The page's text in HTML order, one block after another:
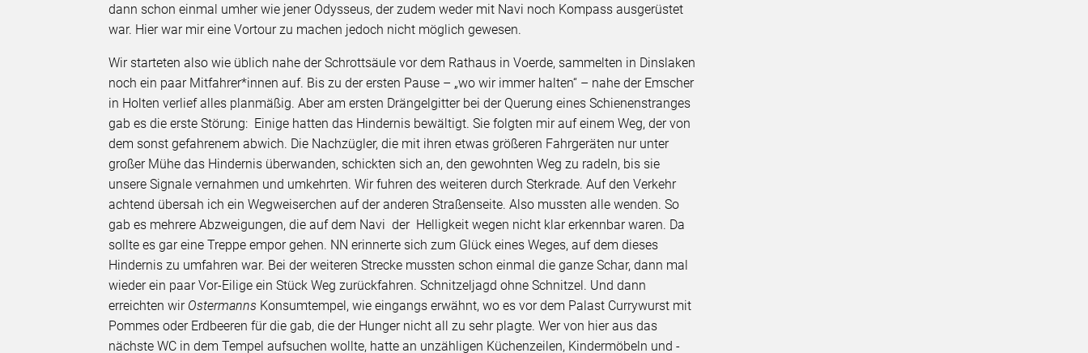
dann schon einmal umher wie jener Odysseus, der zudem weder mit Navi noch Kompass ausgerüstet
war. Hier war mir eine Vortour zu machen jedoch nicht möglich gewesen.
Wir starteten also wie üblich nahe der Schrottsäule vor dem Rathaus in Voerde, sammelten in Dinslaken
noch ein paar Mitfahrer*innen auf. Bis zu der ersten Pause – „wo wir immer halten“ – nahe der Emscher
in Holten verlief alles planmäßig. Aber am ersten Drängelgitter bei der Querung eines Schienenstranges
gab es die erste Störung: Einige hatten das Hindernis bewältigt. Sie folgten mir auf einem Weg, der von
dem sonst gefahrenem abwich. Die Nachzügler, die mit ihren etwas größeren Fahrgeräten nur unter
großer Mühe das Hindernis überwanden, schickten sich an, den gewohnten Weg zu radeln, bis sie
unsere Signale vernahmen und umkehrten. Wir fuhren des weiteren durch Sterkrade. Auf den Verkehr
achtend übersah ich ein Wegweiserchen auf der anderen Straßenseite. Also mussten alle wenden. So
gab es mehrere Abzweigungen, die auf dem Navi der Helligkeit wegen nicht klar erkennbar waren. Da
sollte es gar eine Treppe empor gehen. NN erinnerte sich zum Glück eines Weges, auf dem dieses
Hindernis zu umfahren war. Bei der weiteren Strecke mussten schon einmal die ganze Schar, dann mal
wieder ein paar Vor-Eilige ein Stück Weg zurückfahren. Schnitzeljagd ohne Schnitzel. Und dann
erreichten wir Ostermanns Konsumtempel, wie eingangs erwähnt, wo es vor dem Palast Currywurst mit
Pommes oder Erdbeeren für die gab, die der Hunger nicht all zu sehr plagte. Wer von hier aus das
nächste WC in dem Tempel aufsuchen wollte, hatte an unzähligen Küchenzeilen, Kindermöbeln und -